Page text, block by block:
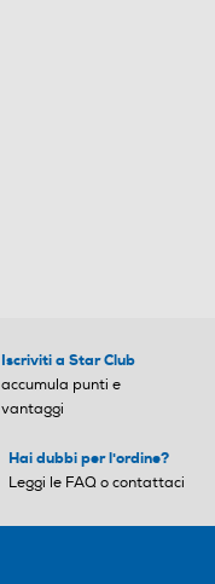
Iscriviti a Star Club
accumula punti e
vantaggi
Hai dubbi per l'ordine?
Leggi le FAQ o contattaci